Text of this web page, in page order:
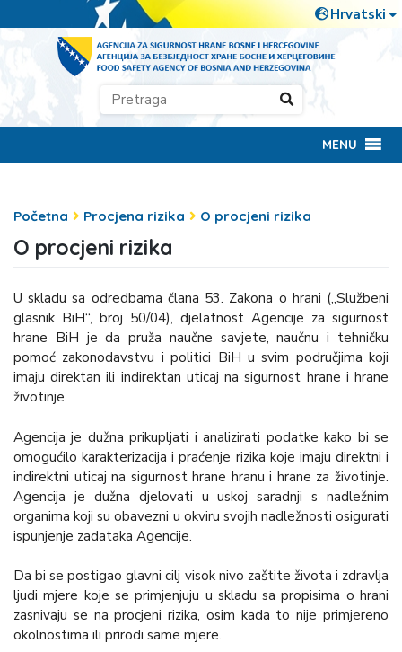
MENU
Početna Procjena rizika O procjeni rizika
O procjeni rizika
U skladu sa odredbama člana 53. Zakona o hrani („Službeni
glasnik BiH“, broj 50/04), djelatnost Agencije za sigurnost
hrane BiH je da pruža naučne savjete, naučnu i tehničku
pomoć zakonodavstvu i politici BiH u svim područjima koji
imaju direktan ili indirektan uticaj na sigurnost hrane i hrane
životinje.
Agencija je dužna prikupljati i analizirati podatke kako bi se
omogućilo karakterizacija i praćenje rizika koje imaju direktni i
indirektni uticaj na sigurnost hrane hranu i hrane za životinje.
Agencija je dužna djelovati u uskoj saradnji s nadležnim
organima koji su obavezni u okviru svojih nadležnosti osigurati
ispunjenje zadataka Agencije.
Da bi se postigao glavni cilj visok nivo zaštite života i zdravlja
ljudi mjere koje se primjenjuju u skladu sa propisima o hrani
zasnivaju se na procjeni rizika, osim kada to nije primjereno
okolnostima ili prirodi same mjere.